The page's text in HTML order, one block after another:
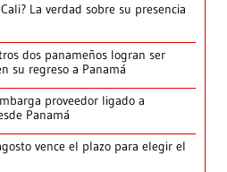
La verdad sobre su presencia
dos panameños logran ser
su regreso a Panamá
proveedor ligado a
Panamá
vence el plazo para elegir el